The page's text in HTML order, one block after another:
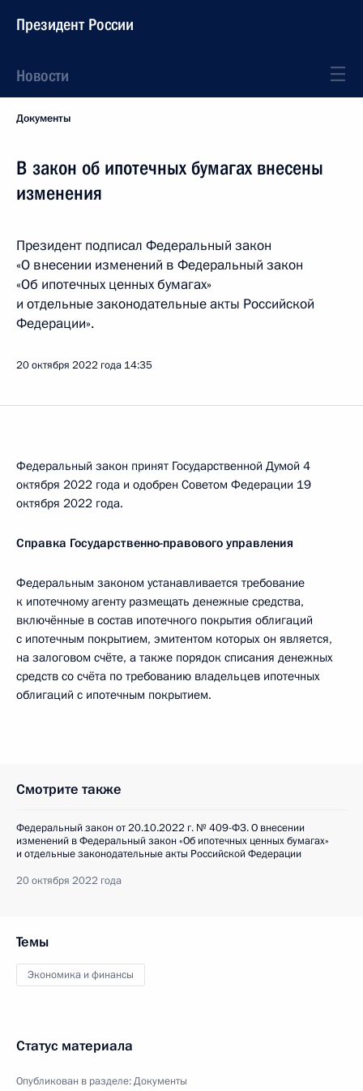
Президент России
Новости
Документы
В закон об ипотечных бумагах внесены
изменения
Президент подписал Федеральный закон
«О внесении изменений в Федеральный закон
«Об ипотечных ценных бумагах»
и отдельные законодательные акты Российской
Федерации».
20 октября 2022 года 14:35
Федеральный закон принят Государственной Думой 4
октября 2022 года и одобрен Советом Федерации 19
октября 2022 года.
Справка Государственно-правового управления
Федеральным законом устанавливается требование
к ипотечному агенту размещать денежные средства,
включённые в состав ипотечного покрытия облигаций
с ипотечным покрытием, эмитентом которых он является,
на залоговом счёте, а также порядок списания денежных
средств со счёта по требованию владельцев ипотечных
облигаций с ипотечным покрытием.
Смотрите также
Федеральный закон от 20.10.2022 г. № 409-ФЗ. О внесении
изменений в Федеральный закон «Об ипотечных ценных бумагах»
и отдельные законодательные акты Российской Федерации
20 октября 2022 года
Темы
Экономика и финансы
Статус материала
Опубликован в разделе:Документы